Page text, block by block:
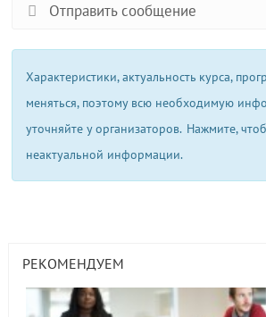
Отправить сообщение
Характеристики, актуальность курса,
меняться, поэтому всю необходимую
уточняйте у организаторов. Нажмите,
неактуальной информации.
РЕКОМЕНДУЕМ